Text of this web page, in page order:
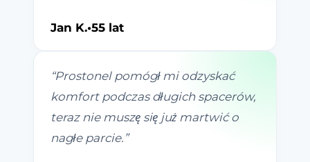
Jan K.•55 lat
“Prostonel pomógł mi odzyskać
komfort podczas długich spacerów,
teraz nie muszę się już martwić o
nagłe parcie. ”